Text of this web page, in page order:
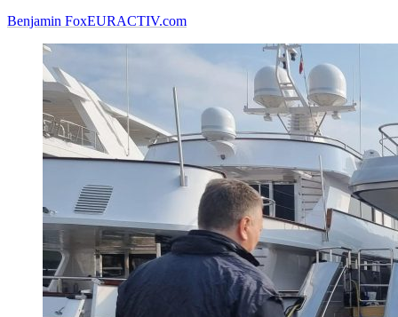
Benjamin FoxEURACTIV.com